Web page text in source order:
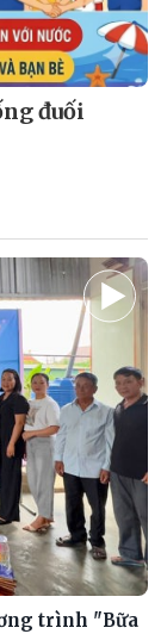
đuối
trình "Bữa